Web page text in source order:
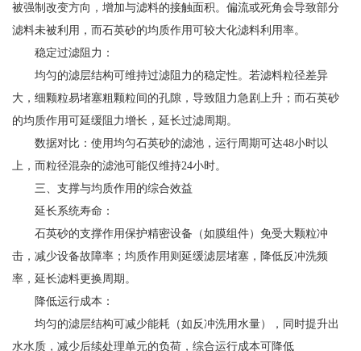
被强制改变方向，增加与滤料的接触面积。偏流或死角会导致部分
滤料未被利用，而石英砂的均质作用可较大化滤料利用率。
稳定过滤阻力：
均匀的滤层结构可维持过滤阻力的稳定性。若滤料粒径差异
大，细颗粒易堵塞粗颗粒间的孔隙，导致阻力急剧上升；而石英砂
的均质作用可延缓阻力增长，延长过滤周期。
数据对比：使用均匀石英砂的滤池，运行周期可达48小时以
上，而粒径混杂的滤池可能仅维持24小时。
三、支撑与均质作用的综合效益
延长系统寿命：
石英砂的支撑作用保护精密设备（如膜组件）免受大颗粒冲
击，减少设备故障率；均质作用则延缓滤层堵塞，降低反冲洗频
率，延长滤料更换周期。
降低运行成本：
均匀的滤层结构可减少能耗（如反冲洗用水量），同时提升出
水水质，减少后续处理单元的负荷，综合运行成本可降低